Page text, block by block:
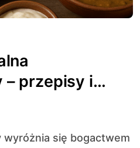
– przepisy i